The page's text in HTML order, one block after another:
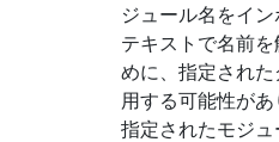
ジュール名をイ
テキストで名前
めに、指定され
用する可能性が
指定されたモジ